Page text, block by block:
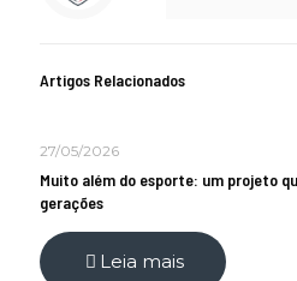
Artigos Relacionados
27/05/2026
Muito além do esporte: um projeto
gerações
Leia mais